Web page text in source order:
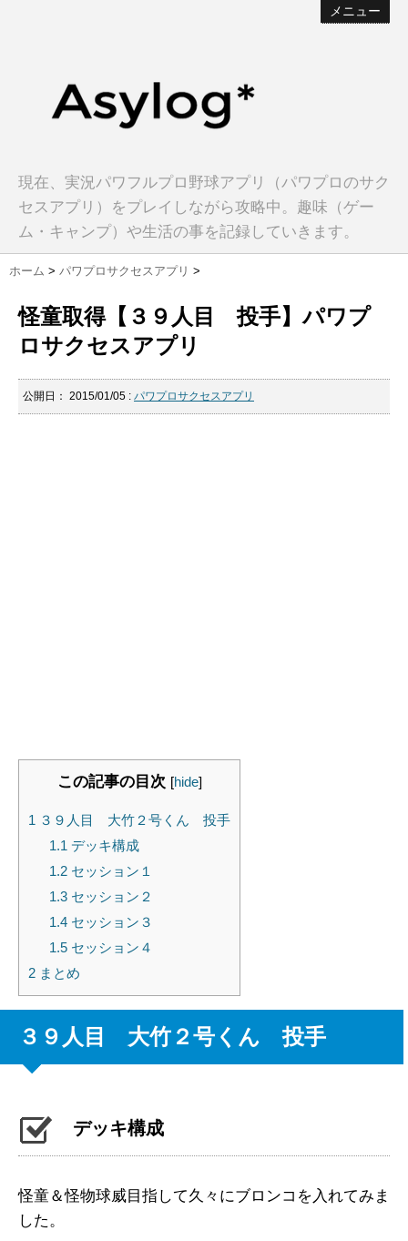
メニュー
現在、実況パワフルプロ野球アプリ（パワプロのサク
セスアプリ）をプレイしながら攻略中。趣味（ゲー
ム・キャンプ）や生活の事を記録していきます。
ホーム > パワプロサクセスアプリ >
怪童取得【３９人目 投手】パワプ
ロサクセスアプリ
公開日： 2015/01/05 : パワプロサクセスアプリ
この記事の目次 [hide]
1 ３９人目 大竹２号くん 投手
1.1 デッキ構成
1.2セッション１
1.3セッション２
1.4セッション３
1.5セッション４
2 まとめ
３９人目 大竹２号くん 投手
デッキ構成
怪童＆怪物球威目指して久々にブロンコを入れてみま
した。